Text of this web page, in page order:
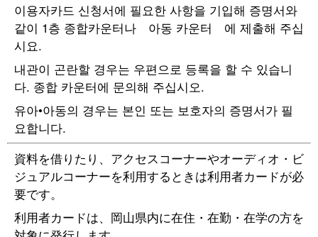
이용자카드 신청서에 필요한 사항을 기입해 증명서와
같이 1층 종합카운터나 아동 카운터 에 제출해 주십
시요.
내관이 곤란할 경우는 우편으로 등록을 할 수 있습니
다. 종합 카운터에 문의해 주십시오.
유아•아동의 경우는 본인 또는 보호자의 증명서가 필
요합니다.
資料を借りたり、アクセスコーナーやオーディオ・ビ
ジュアルコーナーを利用するときは利用者カードが必
要です。
利用者カードは、岡山県内に在住・在勤・在学の方を